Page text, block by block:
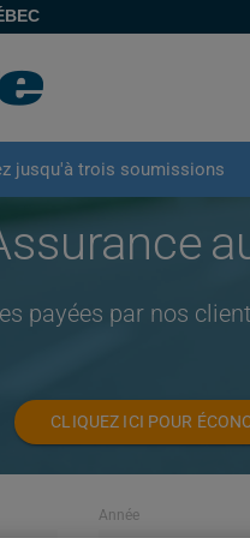
jusqu'à trois soumissions
payées par nos
CLIQUEZ ICI POUR
Année